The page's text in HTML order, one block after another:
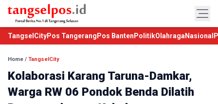
TangselCityPos Tangerang Pos Banten PolitikOlahraga Nasional
Home / TangselCity
Kolaborasi Karang Taruna-Damkar,
Warga RW 06 Pondok Benda Dilatih